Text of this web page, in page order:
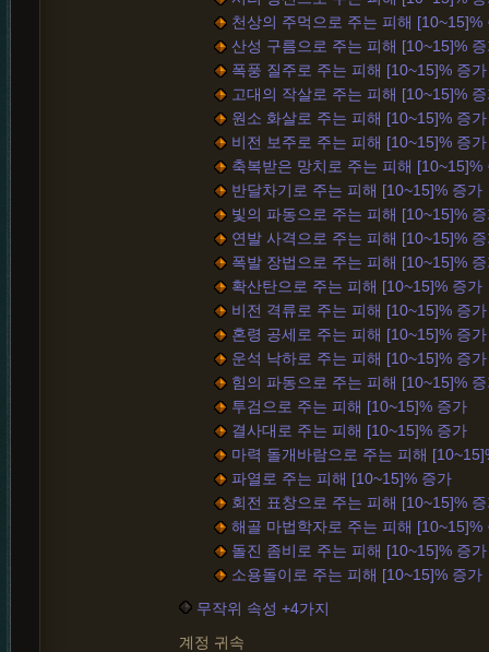
천상의 주먹으로 주는 피해 [10~15]%
산성 구름으로 주는 피해 [10~15]%
폭풍 질주로 주는 피해 [10~15]% 증가
고대의 작살로 주는 피해 [10~15]%
원소 화살로 주는 피해 [10~15]% 증가
비전 보주로 주는 피해 [10~15]% 증가
축복받은 망치로 주는 피해 [10~15]%
반달차기로 주는 피해 [10~15]% 증가
빛의 파동으로 주는 피해 [10~15]%
연발 사격으로 주는 피해 [10~15]%
폭발 장법으로 주는 피해 [10~15]%
확산탄으로 주는 피해 [10~15]% 증가
비전 격류로 주는 피해 [10~15]% 증가
혼령 공세로 주는 피해 [10~15]% 증가
운석 낙하로 주는 피해 [10~15]% 증가
힘의 파동으로 주는 피해 [10~15]%
투검으로 주는 피해 [10~15]% 증가
결사대로 주는 피해 [10~15]% 증가
마력 돌개바람으로 주는 피해
파열로 주는 피해 [10~15]% 증가
회전 표창으로 주는 피해 [10~15]%
해골 마법학자로 주는 피해 [10~15]%
돌진 좀비로 주는 피해 [10~15]% 증가
소용돌이로 주는 피해 [10~15]% 증가
무작위 속성 +4가지
계정 귀속